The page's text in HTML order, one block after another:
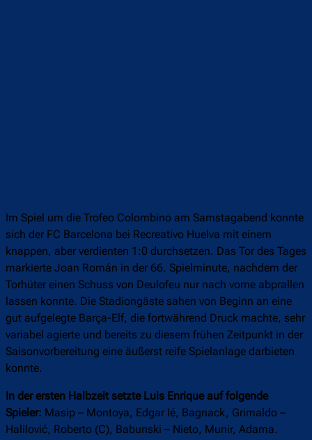
Im Spiel um die Trofeo Colombino am Samstagabend konnte
sich der FC Barcelona bei Recreativo Huelva mit einem
knappen, aber verdienten 1:0 durchsetzen. Das Tor des Tages
markierte Joan Román in der 66. Spielminute, nachdem der
Torhüter einen Schuss von Deulofeu nur nach vorne abprallen
lassen konnte. Die Stadiongäste sahen von Beginn an eine
gut aufgelegte Barça-Elf, die fortwährend Druck machte, sehr
variabel agierte und bereits zu diesem frühen Zeitpunkt in der
Saisonvorbereitung eine äußerst reife Spielanlage darbieten
konnte.
In der ersten Halbzeit setzte Luis Enrique auf folgende
Spieler: Masip – Montoya, Edgar Ié, Bagnack, Grimaldo –
Halilović, Roberto (C), Babunski – Nieto, Munir, Adama.